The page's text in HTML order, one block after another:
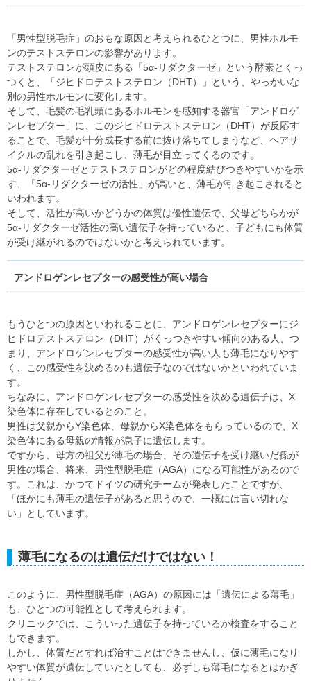
「男性型脱毛症」のおもな原因と考えられるひとつに、男性ホルモ
ンのテストステロンの影響があります。
テストステロンが頭皮にある「5α-リダクターゼ」という酵素とくっ
つくと、「ジヒドロテストステロン（DHT）」という、やっかいな
別の男性ホルモンに変化します。
そして、毛髪の毛乳頭にあるホルモンを感知する器官「アンドロゲ
ンレセプター」に、このジヒドロテストステロン（DHT）が反応す
ることで、毛髪が十分成長する前に抜け落ちてしまうなど、ヘアサ
イクルの乱れを引き起こし、薄毛が目立ってくるのです。
5α-リダクターゼとテストステロンがどの程度結びつきやすいかを示
す、「5α-リダクターゼの活性」が高いと、薄毛が引き起こされると
いわれます。
そして、活性が高いかどうかの体質は優性遺伝で、父母どちらかが
5α-リダクターゼ活性の高い遺伝子を持っていると、子どもにも体質
が受け継がれるのではないかと考えられています。
アンドロゲンレセプターの感受性が高い場合
もうひとつの原因といわれることに、アンドロゲンレセプターにジ
ヒドロテストステロン（DHT）がくっつきやすい傾向のある人、つ
まり、アンドロゲンレセプターの感受性が高い人も薄毛になりやす
く、この感受性を決めるのも遺伝子なのではないかといわれていま
す。
ちなみに、アンドロゲンレセプターの感受性を決める遺伝子は、X
染色体に存在しているとのこと。
男性は父親からY染色体、母親からX染色体をもらっているので、X
染色体にある母親の情報が息子に遺伝します。
ですから、母方の祖父が薄毛の場合、その遺伝子を受け継いだ孫が
男性の場合、将来、男性型脱毛症（AGA）になる可能性があるので
す。これは、かつてドイツの研究チームが発表したことですが、
「ほかにも薄毛の遺伝子があると思うので、一概には言い切れな
い」としています。
薄毛になるのは遺伝だけではない！
このように、男性型脱毛症（AGA）の原因には「遺伝による薄毛」
も、ひとつの可能性として考えられます。
クリニックでは、こういった遺伝子を持っているか検査をすること
もできます。
しかし、体質だとすれば治すことはできませんし、仮に薄毛になり
やすい体質が遺伝していたとしても、必ずしも薄毛になるとはかぎ